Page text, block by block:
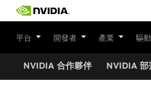
平台 開發者 產業 驅
NVIDIA 合作夥伴 NVIDIA 部